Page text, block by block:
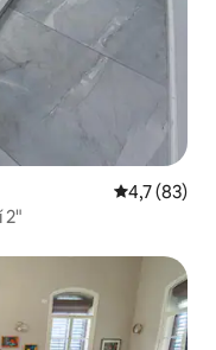
4,7 de uma
4,7 (83)
2"